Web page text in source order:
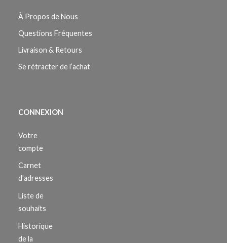
À Propos de Nous
Questions Fréquentes
Livraison & Retours
Se rétracter de l’achat
CONNEXION
Votre
compte
Carnet
d'adresses
Liste de
souhaits
Historique
de la